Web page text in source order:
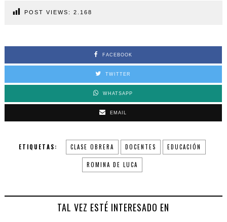
POST VIEWS: 2.168
FACEBOOK
TWITTER
WHATSAPP
EMAIL
ETIQUETAS: CLASE OBRERA DOCENTES EDUCACIÓN
ROMINA DE LUCA
TAL VEZ ESTÉ INTERESADO EN